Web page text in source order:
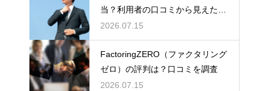
当？利用者の口コミから見えた実
態検証
2026.07.15
FactoringZERO（ファクタリング
ゼロ）の評判は？口コミを調査
2026.07.15